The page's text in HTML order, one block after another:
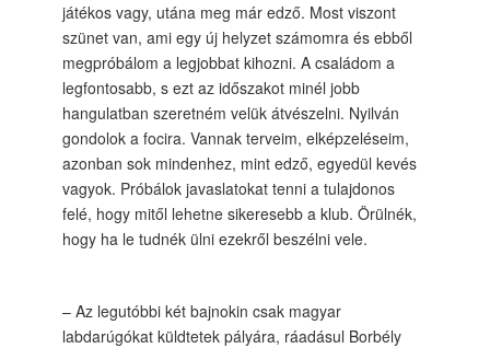
játékos vagy, utána meg már edző. Most viszont
szünet van, ami egy új helyzet számomra és ebből
megpróbálom a legjobbat kihozni. A családom a
legfontosabb, s ezt az időszakot minél jobb
hangulatban szeretném velük átvészelni. Nyilván
gondolok a focira. Vannak terveim, elképzeléseim,
azonban sok mindenhez, mint edző, egyedül kevés
vagyok. Próbálok javaslatokat tenni a tulajdonos
felé, hogy mitől lehetne sikeresebb a klub. Örülnék,
hogy ha le tudnék ülni ezekről beszélni vele.
– Az legutóbbi két bajnokin csak magyar
labdarúgókat küldtetek pályára, ráadásul Borbély